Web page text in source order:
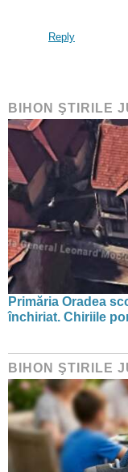
Reply
BIHON ŞTIRILE
Primăria Oradea
închiriat. Chiriile
BIHON ŞTIRILE